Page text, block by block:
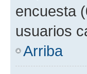
encuesta
usuarios
Arriba